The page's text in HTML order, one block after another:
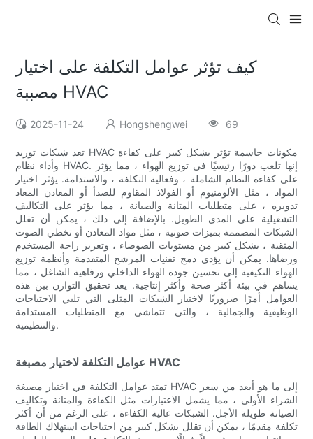
كيف تؤثر عوامل التكلفة على اختيار
مصببة HVAC
2025-11-24 Hongshengwei 69
تعد شبكات توريد HVAC مكونات حاسمة تؤثر بشكل كبير على كفاءة
وأداء نظام HVAC. إنها تلعب دورًا رئيسيًا في توزيع الهواء ، مما يؤثر
على كفاءة النظام الشاملة ، وفعالية التكلفة ، والاستدامة. يؤثر اختيار
المواد ، مثل الألومنيوم أو الفولاذ المقاوم للصدأ أو المعادن المعاد
تدويره ، على متطلبات المتانة والصيانة ، مما يؤثر على التكاليف
التشغيلية على المدى الطويل. بالإضافة إلى ذلك ، يمكن أن تقلل
الشبكات المصممة بميزات صوتية ، مثل مواد المعادن أو تخطي الصوت
المثقبة ، بشكل كبير من مستويات الضوضاء ، وتعزيز راحة المستخدم
ورضاها. يمكن أن يؤدي دمج تقنيات المرشح المتقدمة وأنظمة توزيع
الهواء التكيفية إلى تحسين جودة الهواء الداخلي ورفاهية الشاغل ، مما
يساهم في بيئة أكثر صحة وأكثر إنتاجية. يعد تحقيق التوازن بين هذه
العوامل أمرًا ضروريًا لاختيار الشبكات المثلى التي تلبي الاحتياجات
الوظيفية والجمالية ، والتي تتماشى مع المتطلبات المستدامة
والتنظيمية.
عوامل التكلفة لاختيار مصبغة HVAC
تمتد عوامل التكلفة في اختيار مصبغة HVAC إلى ما هو أبعد من سعر
الشراء الأولي ، مما يشمل الاعتبارات مثل الكفاءة والمتانة وتكاليف
الصيانة طويلة الأجل. الشبكات عالية الكفاءة ، على الرغم من أن أكثر
تكلفة مقدمًا ، يمكن أن تقلل بشكل كبير من احتياجات استهلاك الطاقة